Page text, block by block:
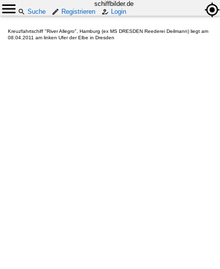
schiffbilder.de
Suche
Registrieren Login
Kreuzfahrtschiff "River Allegro", Hamburg (ex MS DRESDEN Reederei Deilmann) liegt am
08.04.2011 am linken Ufer der Elbe in Dresden